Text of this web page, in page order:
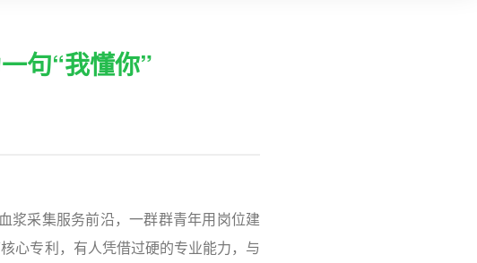
句“我懂你”
浆采集服务前沿，一群群青年用岗位建
心专利，有人凭借过硬的专业能力，与